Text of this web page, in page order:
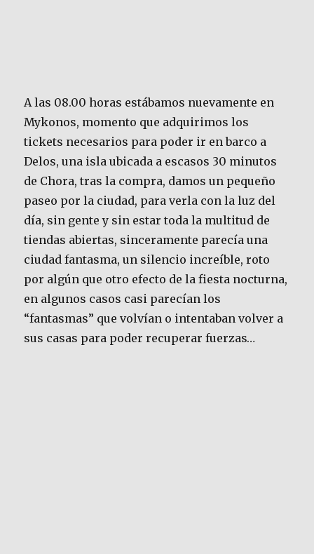
A las 08.00 horas estábamos nuevamente en
Mykonos, momento que adquirimos los
tickets necesarios para poder ir en barco a
Delos, una isla ubicada a escasos 30 minutos
de Chora, tras la compra, damos un pequeño
paseo por la ciudad, para verla con la luz del
día, sin gente y sin estar toda la multitud de
tiendas abiertas, sinceramente parecía una
ciudad fantasma, un silencio increíble, roto
por algún que otro efecto de la fiesta nocturna,
en algunos casos casi parecían los
“fantasmas” que volvían o intentaban volver a
sus casas para poder recuperar fuerzas…